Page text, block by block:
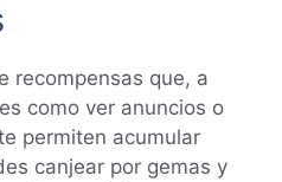
recompensas que, a
como ver anuncios o
permiten acumular
canjear por gemas y